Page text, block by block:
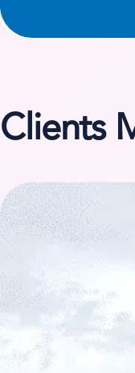
Clients
Voir l’étude de cas